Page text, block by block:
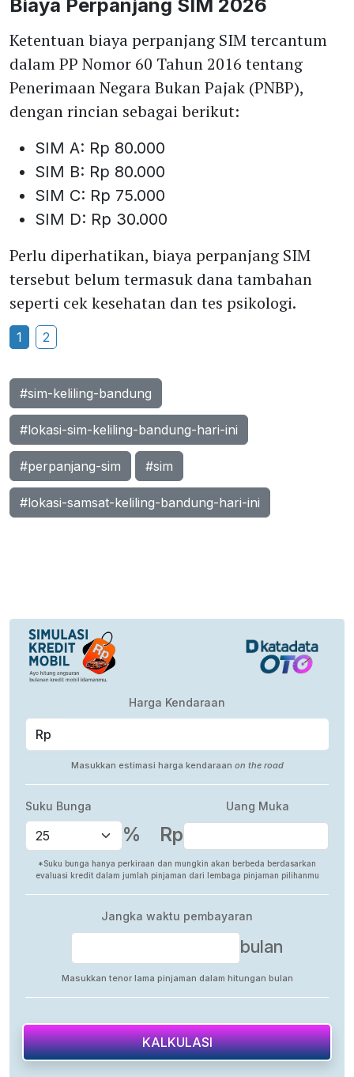
Biaya Perpanjang SIM 2026
Ketentuan biaya perpanjang SIM tercantum
dalam PP Nomor 60 Tahun 2016 tentang
Penerimaan Negara Bukan Pajak (PNBP),
dengan rincian sebagai berikut:
SIM A: Rp 80.000
SIM B: Rp 80.000
SIM C: Rp 75.000
SIM D: Rp 30.000
Perlu diperhatikan, biaya perpanjang SIM
tersebut belum termasuk dana tambahan
seperti cek kesehatan dan tes psikologi.
1 2
#sim-keliling-bandung
#lokasi-sim-keliling-bandung-hari-ini
#perpanjang-sim #sim
#lokasi-samsat-keliling-bandung-hari-ini